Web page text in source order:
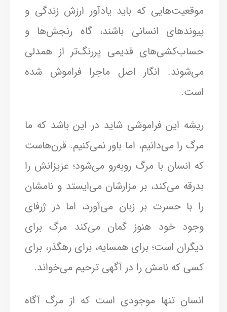
موقعیت‌هایی که باید یادآور ارزش زندگی و
پیوندهای انسانی باشند، گاه رنجش‌ها و
حساب‌کشی‌های قدیمی پررنگ‌تر از همدلی
می‌شوند. انگار اصل ماجرا فراموش شده
است.
ریشه این فراموشی شاید در این باشد که ما
مرگ را می‌دانیم، اما باور نمی‌کنیم. قرن‌هاست
که انسان با مرگ روبه‌رو می‌شود؛ عزیزانش را
بدرقه می‌کند، بر مزارشان می‌ایستد و نامشان
را با حسرت بر زبان می‌آورد، اما در ژرفای
وجود خود هنوز گمان می‌کند مرگ برای
دیگران است؛ برای همسایه، برای رهگذر، برای
کسی که نامش را در آگهی ترحیم می‌خواند.
انسان تنها موجودی است که از مرگ آگاه